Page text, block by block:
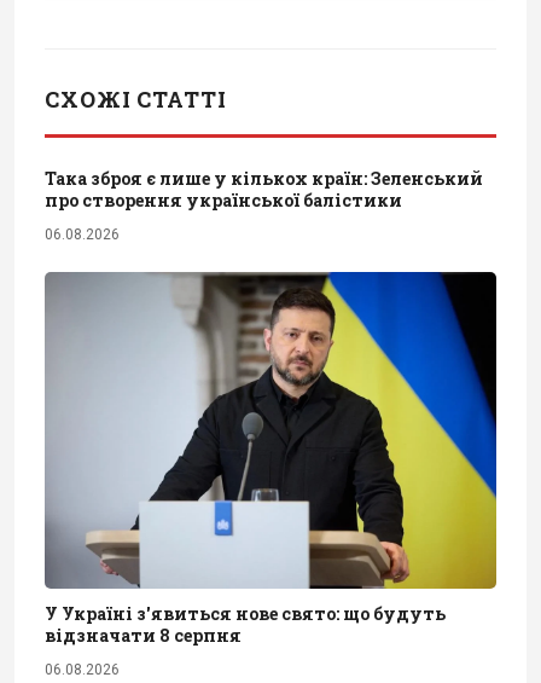
СХОЖІ СТАТТІ
Така зброя є лише у кількох країн: Зеленський
про створення української балістики
06.08.2026
У Україні з'явиться нове свято: що будуть
відзначати 8 серпня
06.08.2026